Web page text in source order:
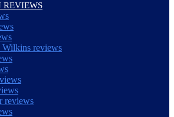
REVIEWS
reviews
reviews